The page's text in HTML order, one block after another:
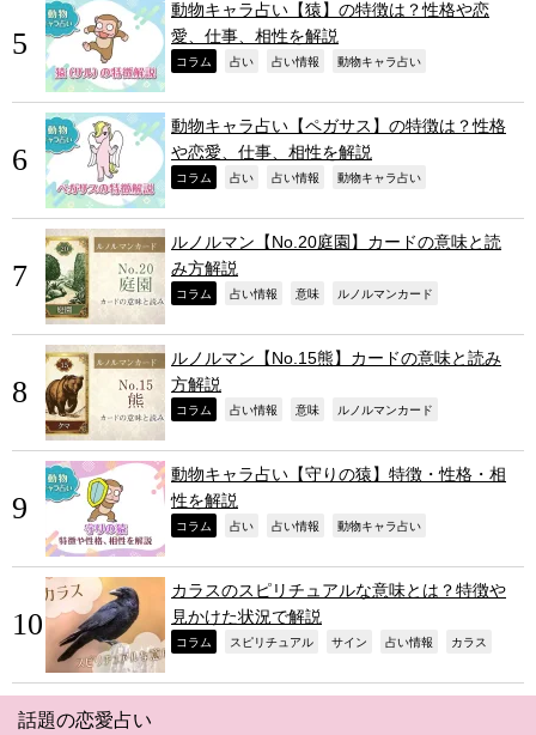
動物キャラ占い【猿】の特徴は？性格や恋
愛、仕事、相性を解説
コラム 占い 占い情報 動物キャラ占い
動物キャラ占い【ペガサス】の特徴は？性格
や恋愛、仕事、相性を解説
コラム 占い 占い情報 動物キャラ占い
ルノルマン【No.20庭園】カードの意味と読
み方解説
コラム 占い情報 意味 ルノルマンカード
ルノルマン【No.15熊】カードの意味と読み
方解説
コラム 占い情報 意味 ルノルマンカード
動物キャラ占い【守りの猿】特徴・性格・相
性を解説
コラム 占い 占い情報 動物キャラ占い
カラスのスピリチュアルな意味とは？特徴や
見かけた状況で解説
コラム スピリチュアル サイン 占い情報 カラス
話題の恋愛占い